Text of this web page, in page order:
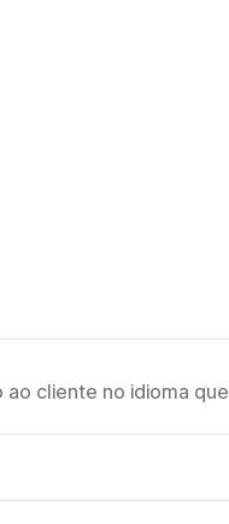
cliente no idioma que